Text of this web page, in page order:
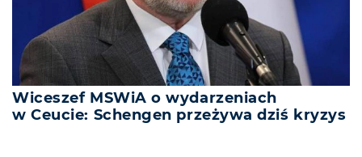
Wiceszef MSWiA o wydarzeniach
w Ceucie: Schengen przeżywa dziś kryzys